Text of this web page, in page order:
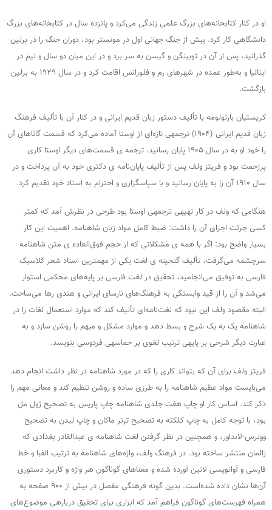
او در کنار کتابخانه‌های بزرگ علمی زندگی می‌کرد و پانزده سال در کتابخانه‌های بزرگ
دانشگاهی کار کرد. پیش از جنگ جهانی اول در مونستر بود، دوران جنگ را در برلین
گذرانید، پس از آن در توبینگن و گیسن به سر برد و در این میان دو سال و نیم در
ایتالیا و به‌طور عمده در شهرهای رم و فلورانس اقامت کرد و در سال ۱۹۲۹ به برلین
بازگشت.
کریستیان بارتولومه با تألیف دستور زبان قدیم ایرانی و در کنار آن با تألیف فرهنگ
زبان قدیم ایرانی (۱۹۰۴) ترجمه­ی تازه‌ای از اوستا آماده می‌کرد که قسمت گاثاهای آن
را خود او به در سال ۱۹۰۵ پایان رسانید. ترجمه ­ی قسمت‌های دیگر اوستا کاری
پرزحمت بود و فریتز ولف پس از تألیف پایان‌نامه­ ی دکتری خود به آن پرداخت و در
سال ۱۹۱۰ آن را به پایان رسانید و با سپاسگزاری و احترام به استاد خود تقدیم کرد.
هنگامی که ولف در کار تهیه­ی ترجمه­ی اوستا بود طرحی در نظرش آمد که کمتر
کسی جرئت اجرای آن را داشت: ضبط کامل مواد زبان شاهنامه. اهمیت این کار
بسیار واضح بود: اگر با همه ­ی مشکلاتی که از حجم فوق‌العاده ­ی متن شاهنامه
سرچشمه می‌گرفت، تألیف گنجینه­ ی لغت یکی از مهمترین اسناد شعر کلاسیک
فارسی به توفیق می‌انجامید، تحقیق در لغت فارسی بر پایه‌های محکمی استوار
می‌شد و آن را از قید وابستگی به فرهنگ‌های نارسای ایرانی و هندی رها می‌ساخت.
البته مقصود ولف این نبود که لغت‌نامه‌ای تألیف کند که موارد استعمال لغات را در
شاهنامه یک به یک شرح و بسط دهد و موارد مشکل و مبهم را روشن سازد و به
عبارت دیگر شرحی بر پایه­ی ترتیب لغوی بر حماسه­ی فردوسی بنویسد.
فریتز ولف برای آن که بتواند کاری را که در مورد شاهنامه در نظر داشت انجام دهد
می‌بایست مواد عظیم شاهنامه را به طرزی ساده و روشن تنظیم کند و معانی مهم را
ذکر کند. اساس کار او چاپ هفت جلدی شاهنامه چاپ پاریس به تصحیح ژول مل
بود، با توجه کامل به چاپ کلکته به تصحیح ترنر ماکان و چاپ لیدن به تصحیح
وولرس-لانداور، و همچنین در نظر گرفتن لغت شاهنامه­ ی عبدالقادر بغدادی که
زالمان منتشر ساخته بود. در فرهنگ ولف، واژه‌های شاهنامه به ترتیب الفبا و خط
فارسی و آوانویسی لاتین آورده شده و معناهای گوناگون هر واژه و کاربرد دستوری
آن‌ها نشان داده شده‌است. بدین گونه فرهنگی مفصل در بیش از ۹۰۰ صفحه به
همراه فهرست‌های گوناگون فراهم آمد که ابزاری برای تحقیق درباره­ی موضوع‌های